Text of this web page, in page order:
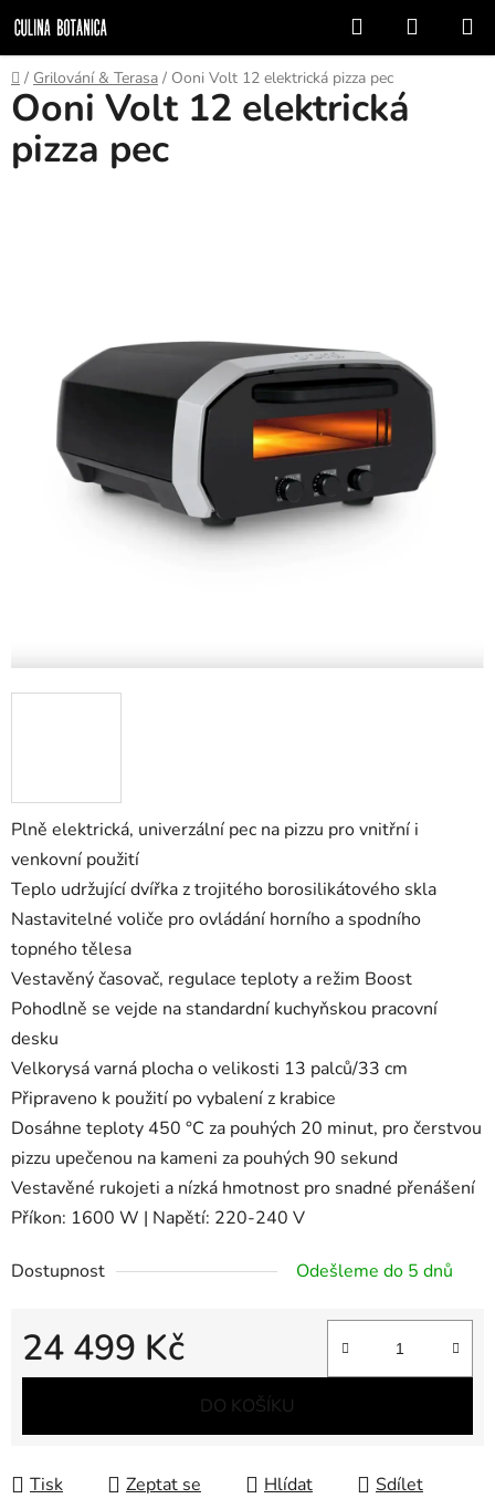
na
obsah
Hledat
KOŠÍK
Domů
/ Grilování & Terasa / Ooni Volt 12 elektrická pizza pec
Plně elektrická, univerzální pec na pizzu pro vnitřní i
venkovní použití
Teplo udržující dvířka z trojitého borosilikátového skla
Nastavitelné voliče pro ovládání horního a spodního
topného tělesa
Vestavěný časovač, regulace teploty a režim Boost
Pohodlně se vejde na standardní kuchyňskou pracovní
desku
Velkorysá varná plocha o velikosti 13 palců/33 cm
Připraveno k použití po vybalení z krabice
Dosáhne teploty 450 °C za pouhých 20 minut, pro čerstvou
pizzu upečenou na kameni za pouhých 90 sekund
Vestavěné rukojeti a nízká hmotnost pro snadné přenášení
Příkon: 1600 W | Napětí: 220-240 V
Dostupnost Odešleme do 5 dnů
24 499 Kč
Měrná cena:
DO KOŠÍKU
Tisk Zeptat se Hlídat Sdílet
Ooni Volt 12 elektrická
pizza pec